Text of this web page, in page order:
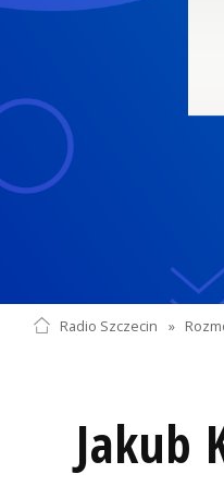
Radio Szczecin »
Jakub